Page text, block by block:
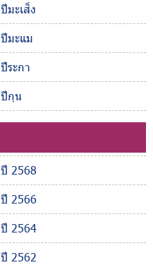
ปีมะเส็ง
ปีมะแม
ปีระกา
ปีกุน
ปี 2568
ปี 2566
ปี 2564
ปี 2562